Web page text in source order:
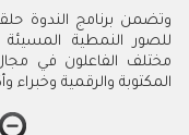
وتضمن برنامج الندوة
للصور النمطية
مختلف الفاعلون في
المكتوبة والرقمية وخبراء